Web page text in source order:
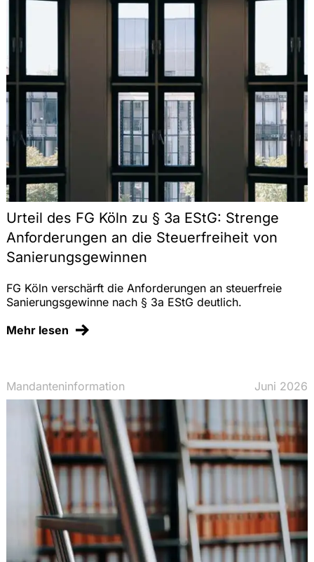
Arbeitsrecht
Öffentliches Recht, Regulierung
Commercial
Kapitalmarktrecht
Urteil des FG Köln zu § 3a EStG: Strenge
Anforderungen an die Steuerfreiheit von
Sanierungsgewinnen
FG Köln verschärft die Anforderungen an steuerfreie
Sanierungsgewinne nach § 3a EStG deutlich.
Mehr lesen
Mandanteninformation Juni 2026